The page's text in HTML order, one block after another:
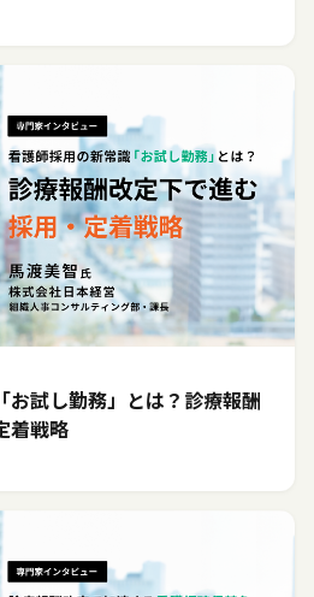
お試し勤務」とは？診療報酬
着戦略